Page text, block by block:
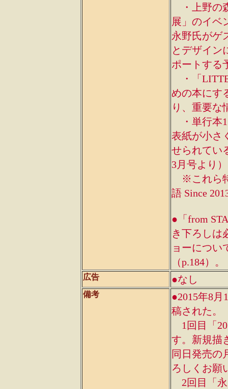
・上野の
展」のイベ
永野氏がゲ
とデザイン
ポートする
・「
めの本にす
り、重要な
・単行本1
表紙が小さ
せられてい
3月号より
※これら特
語 Since
●「from
き下ろしは
ョーについ
（p.184）。
広告 ●なし
備考
●2015年8
稿された。
1回目「
す。新規描
同日発売の
ろしくお願
2回目「永